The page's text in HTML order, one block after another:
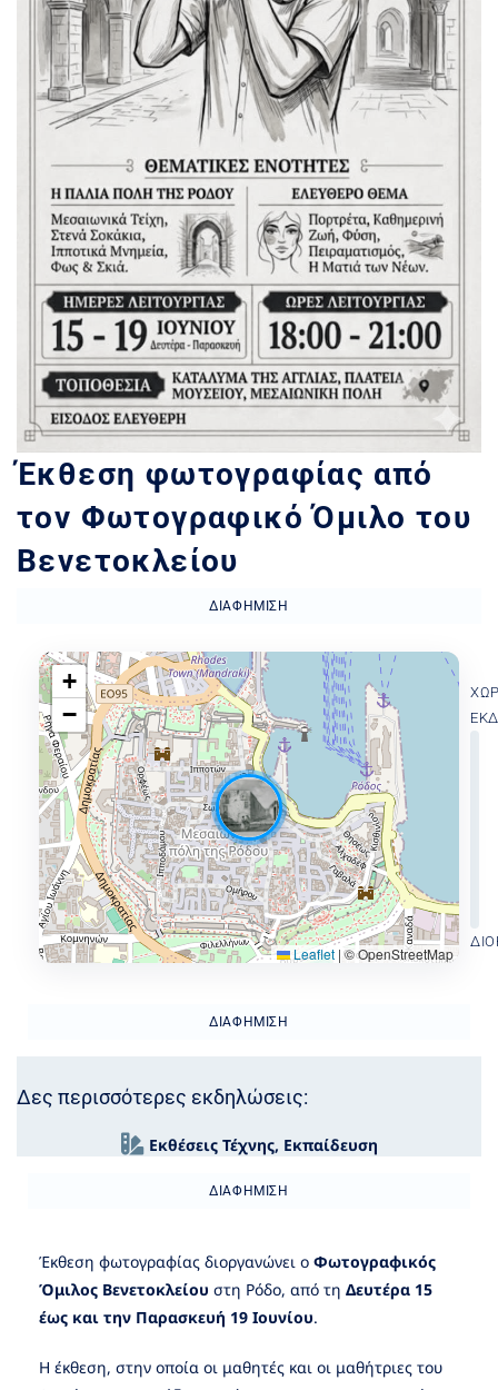
Έκθεση φωτογραφίας από
τον Φωτογραφικό Όμιλο του
Βενετοκλείου
ΔΙΑΦΉΜΙΣΗ
+
−
Leaflet |© OpenStreetMap
ΔΙΑΦΉΜΙΣΗ
Δες περισσότερες εκδηλώσεις:
Εκθέσεις Τέχνης, Εκπαίδευση
ΔΙΑΦΉΜΙΣΗ
Έκθεση φωτογραφίας διοργανώνει ο Φωτογραφικός
Όμιλος Βενετοκλείου στη Ρόδο, από τη Δευτέρα 15
έως και την Παρασκευή 19 Ιουνίου.
Η έκθεση, στην οποία οι μαθητές και οι μαθήτριες του